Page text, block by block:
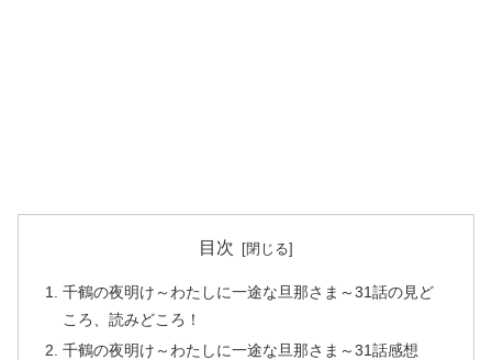
目次
千鶴の夜明け～わたしに一途な旦那さま～31話の見ど
ころ、読みどころ！
千鶴の夜明け～わたしに一途な旦那さま～31話感想